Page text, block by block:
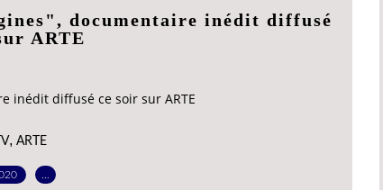
documentaire inédit diffusé
ARTE
inédit diffusé ce soir sur ARTE
, ARTE